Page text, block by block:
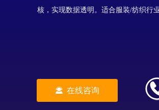
核，实现数据透明。适合服装/纺织行
끤 在线咨询